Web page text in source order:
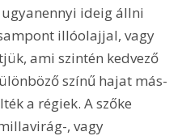
ideig állni
illóolajjal, vagy
ami szintén kedvező
színű hajat más-
a régiek. A szőke
, vagy